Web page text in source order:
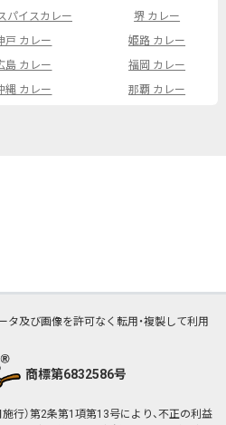
パイスカレー
堺 カレー
戸 カレー
姫路 カレー
島 カレー
福岡 カレー
縄 カレー 那覇 カレー
タ及び画像を許可なく転用・複製して利用
商標第6832586号
行）第2条第1項第13号により、不正の利益